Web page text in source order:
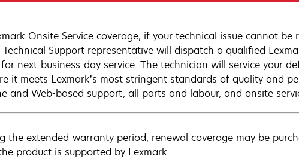
Onsite Service coverage, if your technical issue cannot be
Technical Support representative will dispatch a qualified
next-business-day service. The technician will service your
it meets Lexmark’s most stringent standards of quality and
and Web-based support, all parts and labour, and onsite
the extended-warranty period, renewal coverage may be
product is supported by Lexmark.